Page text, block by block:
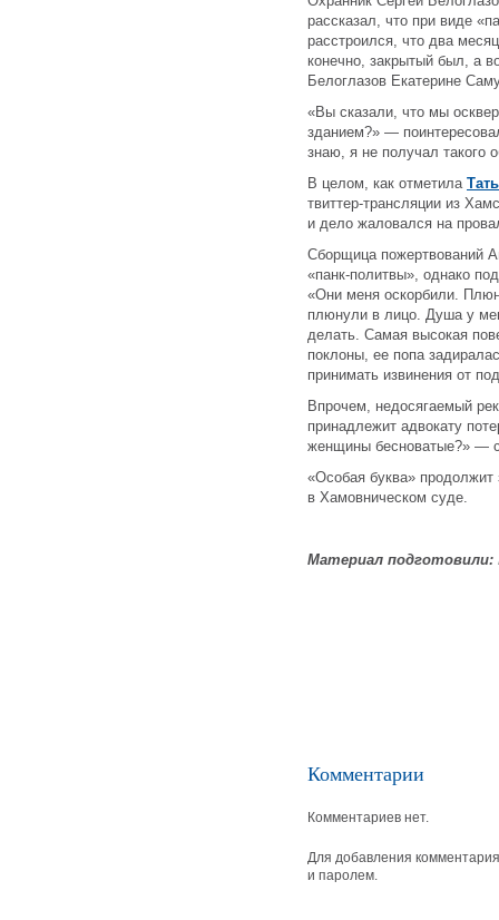
рассказал, что при виде
расстроился, что два
конечно, закрытый был, а
Белоглазов Екатерине
«Вы сказали, что мы
зданием?» —
знаю, я не получал такого
В целом, как отметила
твиттер-трансляции из
и дело жаловался на
Сборщица пожертвований
«панк-политвы», однако
«Они меня оскорбили.
плюнули в лицо. Душа у
делать. Самая высокая
поклоны, ее попа
принимать извинения от
Впрочем, недосягаемый
принадлежит адвокату
женщины бесноватые?» —
«Особая буква»
в Хамовническом суде.
Материал подготовили:
Комментарии
Комментариев нет.
Для добавления
и паролем.